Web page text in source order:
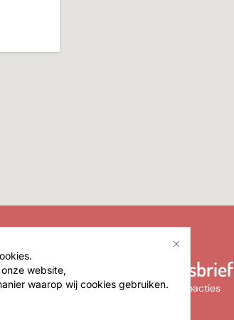
website,
waarop wij cookies gebruiken.
in voor onze nieuwsbrief
over collecties en promoacties